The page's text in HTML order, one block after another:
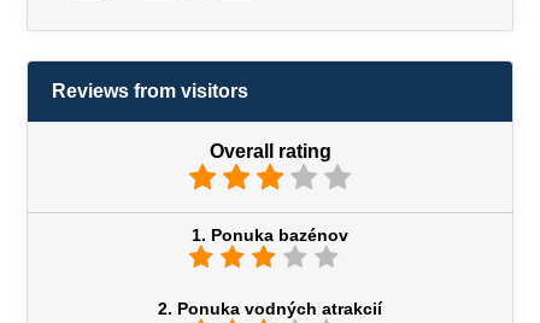
Reviews from visitors
Overall rating
1. Ponuka bazénov
2. Ponuka vodných atrakcií